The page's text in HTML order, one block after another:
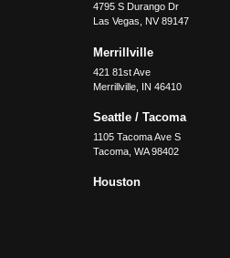
4795 S Durango Dr
Las Vegas
NV 89147
Merrillville
421 81st Ave
Merrillville, IN 46410
Seattle / Tacoma
1105 Tacoma Ave S
Tacoma, WA 98402
Houston